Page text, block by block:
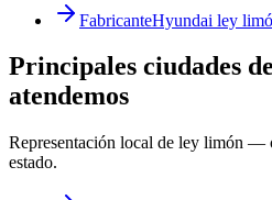
FabricanteHyundai ley
Principales ciudades
atendemos
Representación local de ley limón —
estado.